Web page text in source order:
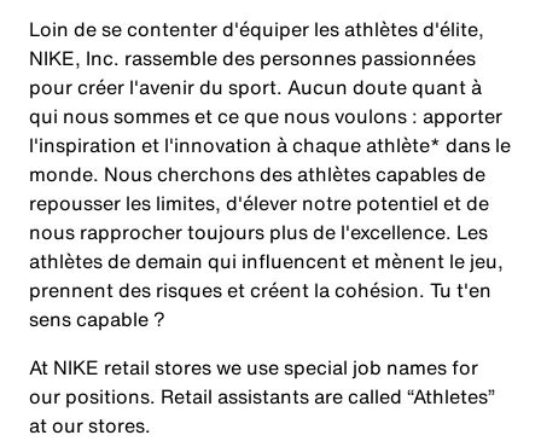
Loin de se contenter d'équiper les athlètes d'élite,
NIKE, Inc. rassemble des personnes passionnées
pour créer l'avenir du sport. Aucun doute quant à
qui nous sommes et ce que nous voulons : apporter
l'inspiration et l'innovation à chaque athlète* dans le
monde. Nous cherchons des athlètes capables de
repousser les limites, d'élever notre potentiel et de
nous rapprocher toujours plus de l'excellence. Les
athlètes de demain qui influencent et mènent le jeu,
prennent des risques et créent la cohésion. Tu t'en
sens capable ?
At NIKE retail stores we use special job names for
our positions. Retail assistants are called “Athletes”
at our stores.